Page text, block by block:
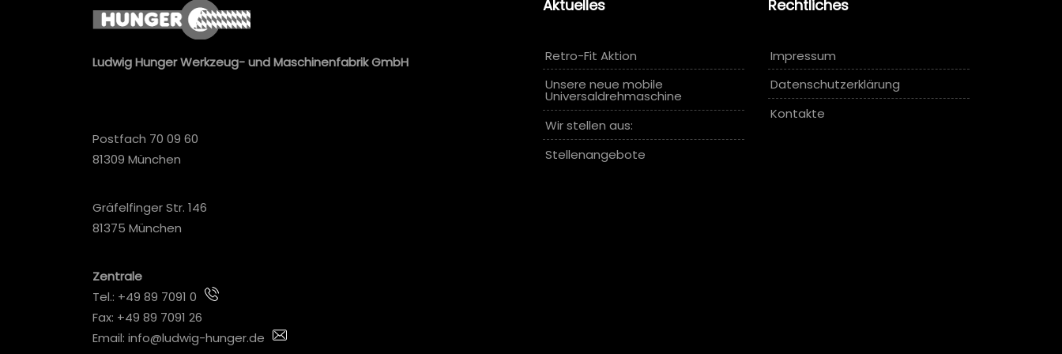
Ludwig Hunger Werkzeug- und Maschinenfabrik GmbH
Postfach 70 09 60
81309 München
Gräfelfinger Str. 146
81375 München
Zentrale
Tel.: +49 89 7091 0
Fax: +49 89 7091 26
Email: info@ludwig-hunger.de
Aktuelles
Retro-Fit Aktion
Unsere neue mobile
Universaldrehmaschine
Wir stellen aus:
Stellenangebote
Rechtliches
Impressum
Datenschutzerklärung
Kontakte